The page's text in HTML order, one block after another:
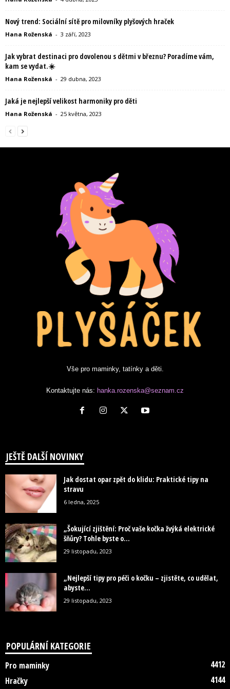
Nový trend: Sociální sítě pro milovníky plyšových hraček
Hana Roženská - 3 září, 2023
Jak vybrat destinaci pro dovolenou s dětmi v březnu? Poradíme vám,
kam se vydat.☀️
Hana Roženská - 29 dubna, 2023
Jaká je nejlepší velikost harmoniky pro děti
Hana Roženská - 25 května, 2023
Vše pro maminky, tatínky a děti.
Kontaktujte nás: hanka.rozenska@seznam.cz
JEŠTĚ DALŠÍ NOVINKY
Jak dostat opar zpět do klidu: Praktické tipy na
stravu
6 ledna, 2025
„Šokující zjištění: Proč vaše kočka žvýká elektrické
šňůry? Tohle byste o...
29 listopadu, 2023
„Nejlepší tipy pro péči o kočku – zjistěte, co udělat,
abyste...
29 listopadu, 2023
POPULÁRNÍ KATEGORIE
Pro maminky
4412
Hračky
4144